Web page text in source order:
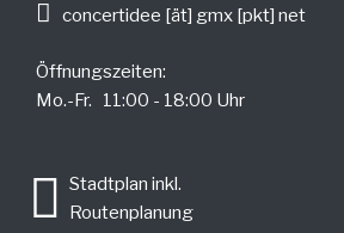
concertidee [ät] gmx [pkt] net
Öffnungszeiten:
Mo.-Fr. 11:00 - 18:00 Uhr
Stadtplan inkl.
Routenplanung